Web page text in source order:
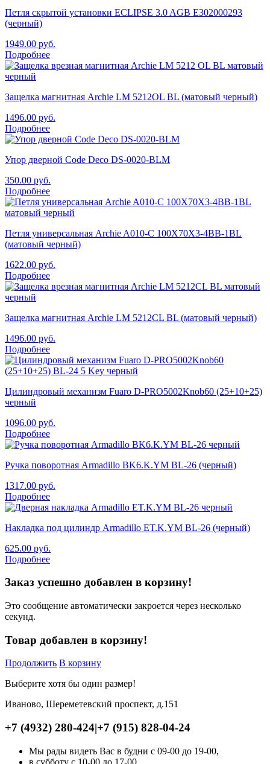
Петля скрытой установки ECLIPSE 3.0 AGB E302000293
(черный)
1949.00 руб.
Подробнее
Защелка магнитная Archie LM 5212OL BL (матовый черный)
1496.00 руб.
Подробнее
Упор дверной Code Deco DS-0020-BLM
350.00 руб.
Подробнее
Петля универсальная Archie A010-C 100X70X3-4BB-1BL
(матовый черный)
1622.00 руб.
Подробнее
Защелка магнитная Archie LM 5212CL BL (матовый черный)
1496.00 руб.
Подробнее
Цилиндровый механизм Fuaro D-PRO5002Knob60 (25+10+25)
черный
1096.00 руб.
Подробнее
Ручка поворотная Armadillo BK6.K.YM BL-26 (черный)
1317.00 руб.
Подробнее
Накладка под цилиндр Armadillo ET.K.YM BL-26 (черный)
625.00 руб.
Подробнее
Заказ успешно добавлен в корзину!
Это сообщение автоматически закроется через несколько
секунд.
Товар добавлен в корзину!
Продолжить В корзину
Выберите хотя бы один размер!
Иваново, Шереметевский проспект, д.151
+7 (4932) 280-424|+7 (915) 828-04-24
Мы рады видеть Вас в будни с 09-00 до 19-00,
в субботу с 10-00 до 17-00,